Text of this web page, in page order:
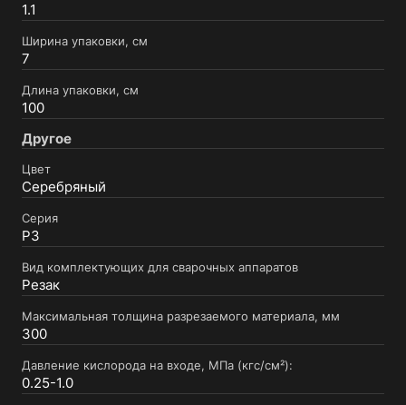
1.1
Ширина упаковки, см
7
Длина упаковки, см
100
Другое
Цвет
Серебряный
Серия
Р3
Вид комплектующих для сварочных аппаратов
Резак
Максимальная толщина разрезаемого материала, мм
300
Давление кислорода на входе, МПа (кгс/см²):
0.25-1.0